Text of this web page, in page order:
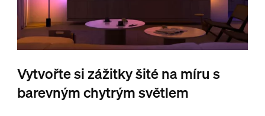
Vytvořte si zážitky šité na míru s
barevným chytrým světlem